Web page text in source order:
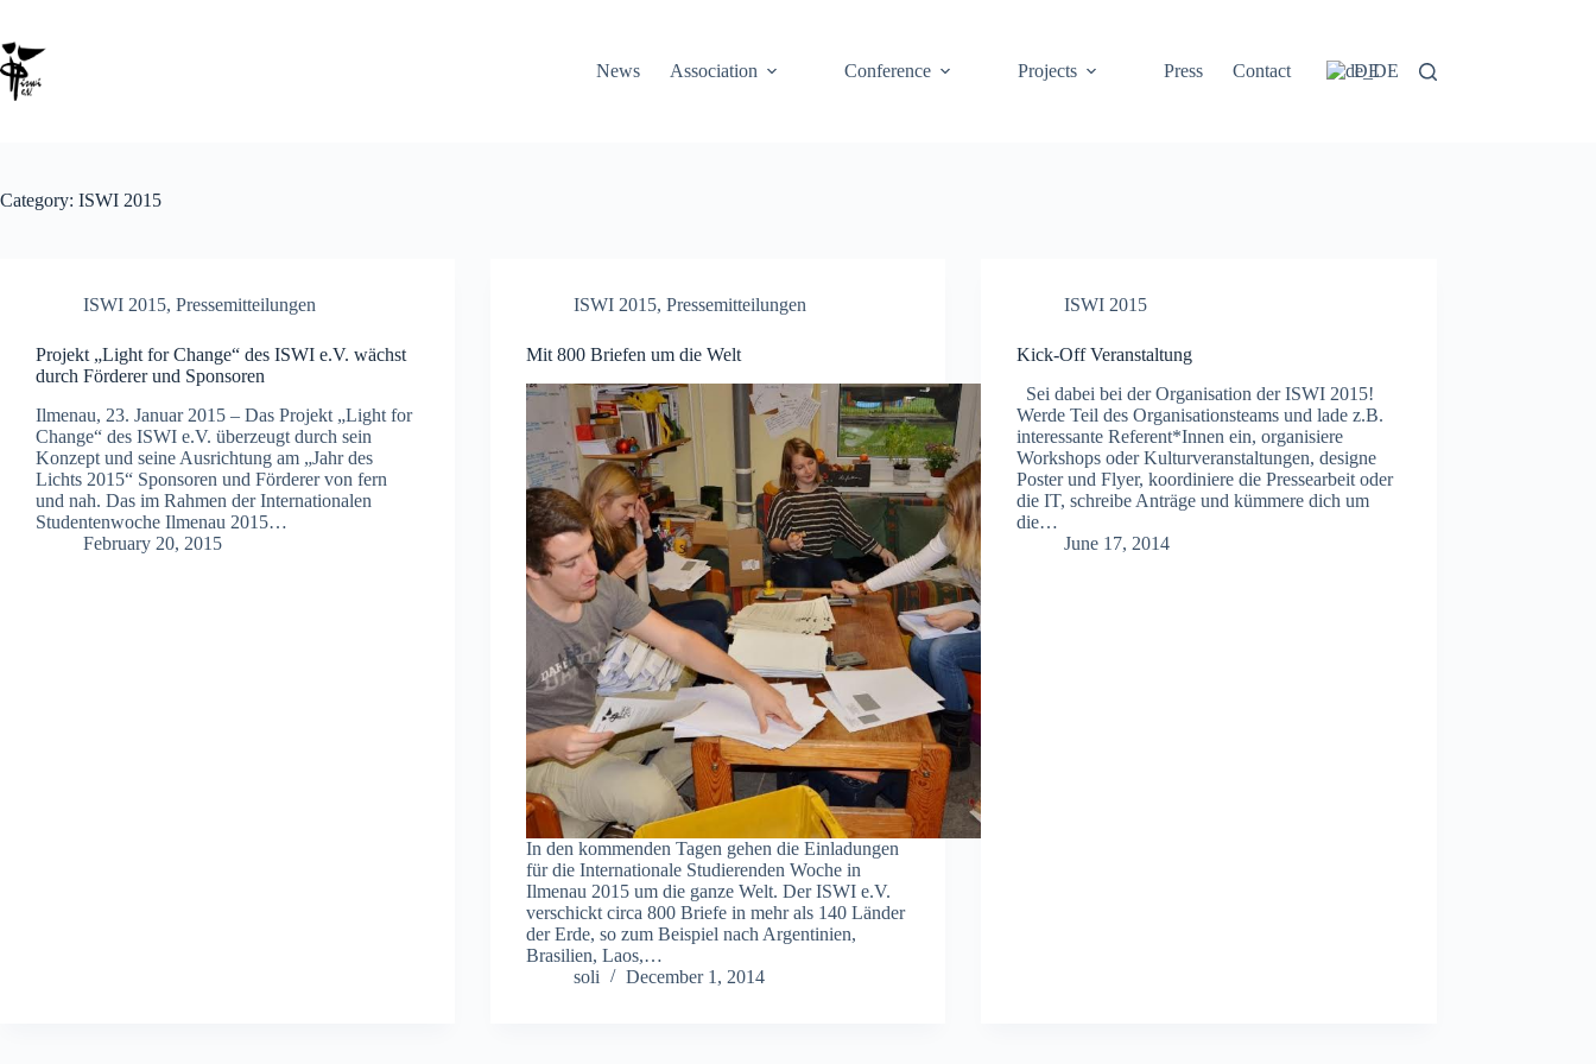
News Association Conference Projects Press Contact DE
Category: ISWI 2015
ISWI 2015, Pressemitteilungen
Projekt „Light for Change“ des ISWI e.V. wächst
durch Förderer und Sponsoren
Ilmenau, 23. Januar 2015 – Das Projekt „Light for
Change“ des ISWI e.V. überzeugt durch sein
Konzept und seine Ausrichtung am „Jahr des
Lichts 2015“ Sponsoren und Förderer von fern
und nah. Das im Rahmen der Internationalen
Studentenwoche Ilmenau 2015…
February 20, 2015
ISWI 2015,Pressemitteilungen
Mit 800 Briefen um die Welt
In den kommenden Tagen gehen die Einladungen
für die Internationale Studierenden Woche in
Ilmenau 2015 um die ganze Welt. Der ISWI e.V.
verschickt circa 800 Briefe in mehr als 140 Länder
der Erde, so zum Beispiel nach Argentinien,
Brasilien, Laos,…
soli
December 1, 2014
ISWI 2015
Kick-Off Veranstaltung
Sei dabei bei der Organisation der ISWI 2015!
Werde Teil des Organisationsteams und lade z.B.
interessante Referent*Innen ein, organisiere
Workshops oder Kulturveranstaltungen, designe
Poster und Flyer, koordiniere die Pressearbeit oder
die IT, schreibe Anträge und kümmere dich um
die…
June 17, 2014